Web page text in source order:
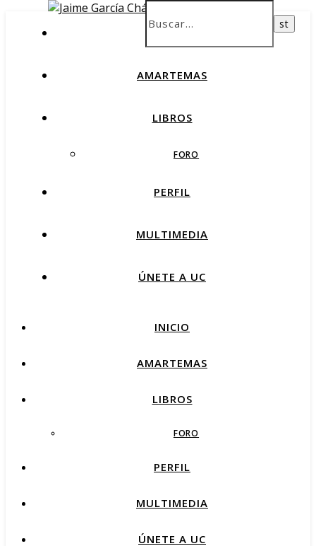
AMARTEMAS
LIBROS
FORO
PERFIL
MULTIMEDIA
ÚNETE A UC
INICIO
AMARTEMAS
LIBROS
FORO
PERFIL
MULTIMEDIA
ÚNETE A UC